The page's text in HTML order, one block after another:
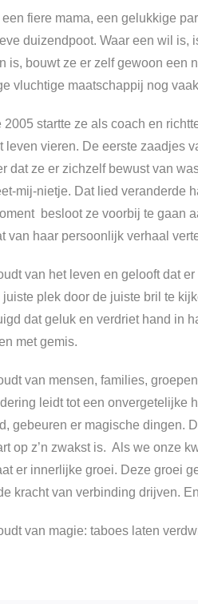
een fiere mama, een gelukkige
duizendpoot. Waar een wil is,
is, bouwt ze er zelf gewoon een
vluchtige maatschappij nog
2005 startte ze als coach en
leven vieren. De eerste zaadjes
dat ze er zichzelf bewust van
mij-nietje. Dat lied veranderde
besloot ze voorbij te gaan
van haar persoonlijk verhaal
van het leven en gelooft dat
juiste plek door de juiste bril te
dat geluk en verdriet hand in
met gemis.
van mensen, families,
leidt tot een onvergetelijke
gebeuren er magische dingen.
op z’n zwakst is. Als we onze
er innerlijke groei. Deze groei
kracht van verbinding drijven.
van magie: taboes laten